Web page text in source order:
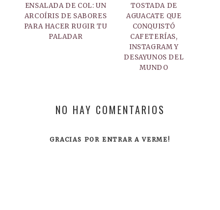
ENSALADA DE COL: UN
ARCOÍRIS DE SABORES
PARA HACER RUGIR TU
PALADAR
TOSTADA DE
AGUACATE QUE
CONQUISTÓ
CAFETERÍAS,
INSTAGRAM Y
DESAYUNOS DEL
MUNDO
NO HAY COMENTARIOS
GRACIAS POR ENTRAR A VERME!